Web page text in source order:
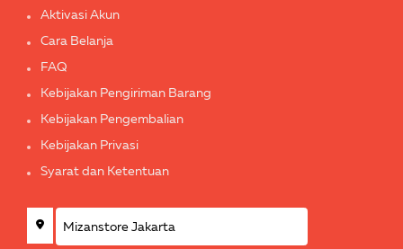
Aktivasi Akun
Cara Belanja
FAQ
Kebijakan Pengiriman Barang
Kebijakan Pengembalian
Kebijakan Privasi
Syarat dan Ketentuan